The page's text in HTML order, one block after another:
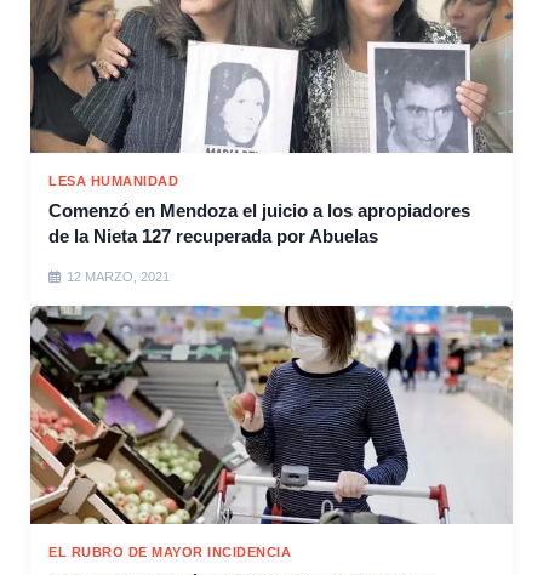
LESA HUMANIDAD
Comenzó en Mendoza el juicio a los apropiadores
de la Nieta 127 recuperada por Abuelas
12 MARZO, 2021
EL RUBRO DE MAYOR INCIDENCIA